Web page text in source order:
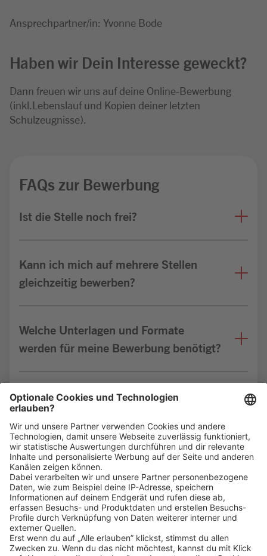
Ansprechpartner/in: Yvonne Bode
Haben wir Dein Interesse geweckt?
Dann freuen wir uns auf deine Online-Bewerbung
(inkl.Lebenslauf und Kopien deiner letzten
Schulzeugnisse).
FAQs zur Bewerbung
Ist die Stelle noch frei?
Kann ich mich auf mehrere Stellen
gleichzeitig bewerben?
Welche Unterlagen und Formate
werden für meine Bewerbung benötigt?
Bin ich für die Stelle geeignet?
Klickehier, um alle offenen Jobs zu sehen.